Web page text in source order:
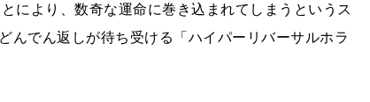
により、数奇な運命に巻き込まれてしまうというス
んでん返しが待ち受ける「ハイパーリバーサルホラ